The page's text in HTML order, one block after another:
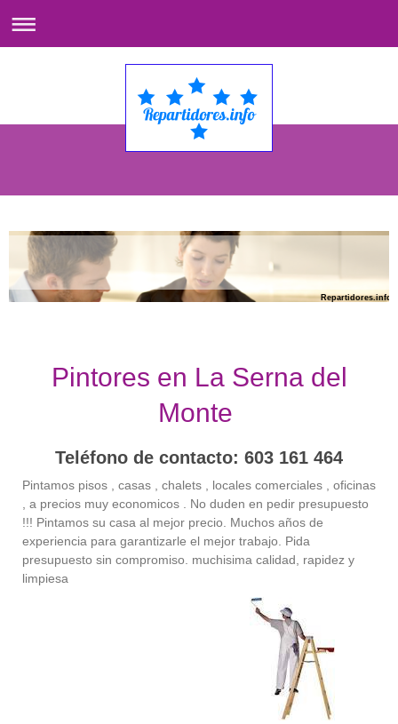
Repartidores.info
Pintores en La Serna del
Monte
Teléfono de contacto: 603 161 464
Pintamos pisos , casas , chalets , locales comerciales , oficinas
, a precios muy economicos . No duden en pedir presupuesto
!!! Pintamos su casa al mejor precio. Muchos años de
experiencia para garantizarle el mejor trabajo. Pida
presupuesto sin compromiso. muchisima calidad, rapidez y
limpiesa